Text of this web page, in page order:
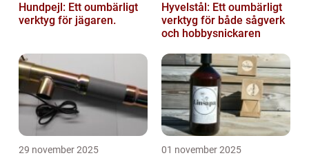
Hundpejl: Ett oumbärligt
verktyg för jägaren.
Hyvelstål: Ett oumbärligt
verktyg för både sågverk
och hobbysnickaren
29 november 2025 01 november 2025